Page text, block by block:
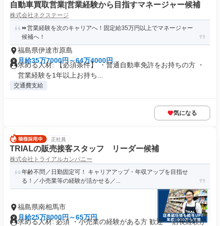
自動車買取営業|営業経験から目指すマネージャー候補
株式会社ネクステージ
⏩️営業経験を次のキャリアへ！固定給35万円以上でマネージャー
候補へ！
福島県伊達市原島
月給35万7000円～64万4000円
求める人材: 【必須条件】 ・普通自動車免許をお持ちの方 ・
営業経験を1年以上お持ち...
交通費支給
気になる
正社員
TRIALの販売接客スタッフ リーダー候補
株式会社トライアルカンパニー
年齢不問／日勤固定可！ キャリアアップ・年収アップを目指せ
る！／小売業等の経験が活かせる／...
福島県南相馬市
月給25万8000円～65万円
求める人材: 必須 ・小売業の経験がある方 歓迎 ・店長経験が